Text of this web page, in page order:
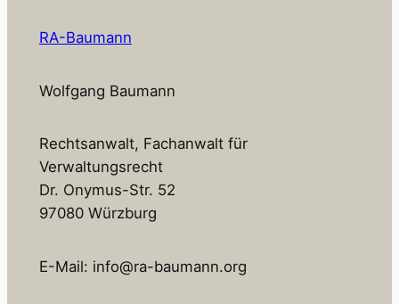
RA-Baumann
Wolfgang Baumann
Rechtsanwalt, Fachanwalt für
Verwaltungsrecht
Dr. Onymus-Str. 52
97080 Würzburg
E-Mail: info@ra-baumann.org